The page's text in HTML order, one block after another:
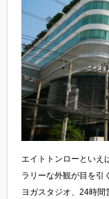
エイトトンローといえ
ラリーな外観が目を引
ヨガスタジオ、24時